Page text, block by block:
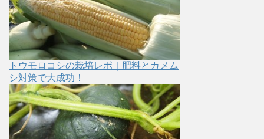
トウモロコシの栽培レポ｜肥料とカメム
シ対策で大成功！